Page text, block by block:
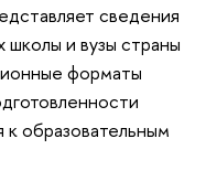
сведения
школы и вузы страны
форматы
образовательным